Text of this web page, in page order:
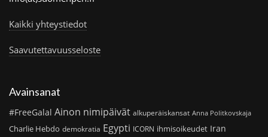
Kaikki yhteystiedot
Saavutettavuusseloste
Avainsanat
#FreeGalal Ainon nimipäivät alkuperäiskansat Anna Politkovskaja
Charlie Hebdo demokratia Egypti ICORN ihmisoikeudet Iran